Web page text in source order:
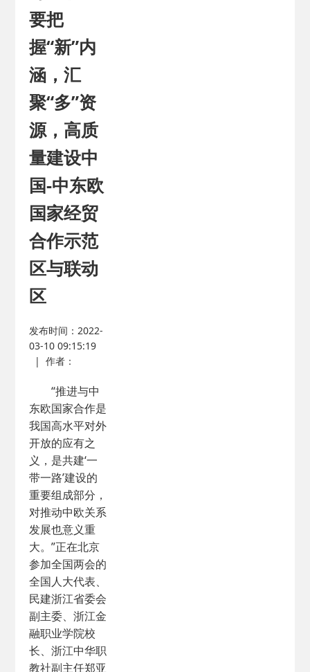
要把
握“新”内
涵，汇
聚“多”资
源，高质
量建设中
国-中东欧
国家经贸
合作示范
区与联动
区
发布时间：2022-
03-10 09:15:19
|作者：
“推进与中
东欧国家合作是
我国高水平对外
开放的应有之
义，是共建‘一
带一路’建设的
重要组成部分，
对推动中欧关系
发展也意义重
大。”正在北京
参加全国两会的
全国人大代表、
民建浙江省委会
副主委、浙江金
融职业学院校
长、浙江中华职
教社副主任郑亚